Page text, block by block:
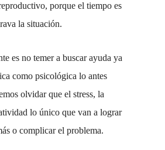
porque el tiempo es
la situación.
es no temer a buscar ayuda ya
como psicológica lo antes
olvidar que el stress, la
lo único que van a lograr
o complicar el problema.